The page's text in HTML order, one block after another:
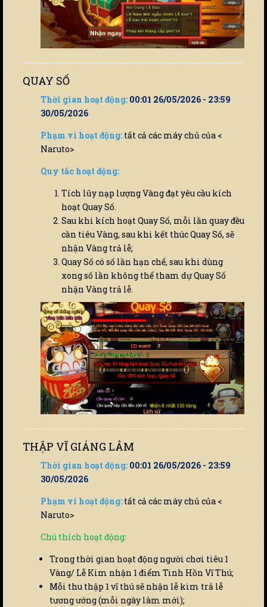
QUAY SỐ
Thời gian hoạt động: 00:01 26/05/2026 - 23:59
30/05/2026
Phạm vi hoạt động: tất cả các máy chủ của <
Naruto>
Quy tắc hoạt động:
Tích lũy nạp lượng Vàng đạt yêu cầu kích
hoạt Quay Số.
Sau khi kích hoạt Quay Số, mỗi lần quay đều
cần tiêu Vàng, sau khi kết thúc Quay Số, sẽ
nhận Vàng trả lễ;
Quay Số có số lần hạn chế, sau khi dùng
xong số lần không thể tham dự Quay Số
nhận Vàng trả lễ.
THẬP VĨ GIÁNG LÂM
Thời gian hoạt động: 00:01 26/05/2026 - 23:59
30/05/2026
Phạm vi hoạt động: tất cả các máy chủ của <
Naruto>
Chú thích hoạt động:
Trong thời gian hoạt động người chơi tiêu 1
Vàng/ Lễ Kim nhận 1 điểm Tinh Hồn Vĩ Thú;
Mỗi thu thập 1 vĩ thú sẽ nhận lễ kim trả lễ
tương ướng (mỗi ngày làm mới);